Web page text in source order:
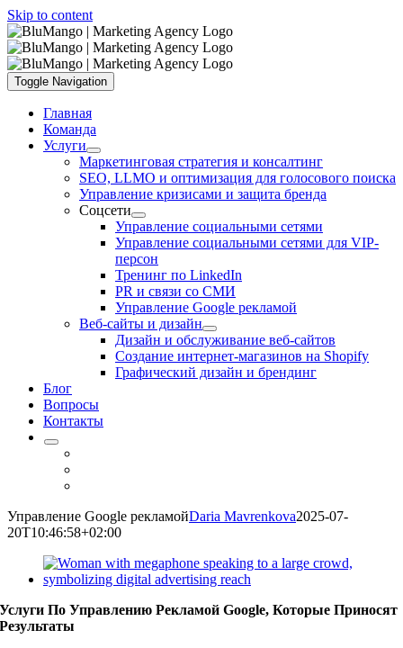
Skip to content
Toggle Navigation
Главная
Команда
Услуги
Маркетинговая стратегия и консалтинг
SEO, LLMO и оптимизация для голосового поиска
Управление кризисами и защита бренда
Соцсети
Управление социальными сетями
Управление социальными сетями для VIP-
персон
Тренинг по LinkedIn
PR и связи со СМИ
Управление Google рекламой
Веб-сайты и дизайн
Дизайн и обслуживание веб-сайтов
Создание интернет-магазинов на Shopify
Графический дизайн и брендинг
Блог
Вопросы
Контакты
Управление Google рекламойDaria Mavrenkova2025-07-
20T10:46:58+02:00
Услуги По Управлению Рекламой Google, Которые Приносят
Результаты